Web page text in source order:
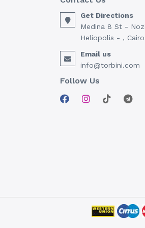
Get Directions
Medina 8 St -
Heliopolis - ,
Email us
info@torbini.com
Follow Us